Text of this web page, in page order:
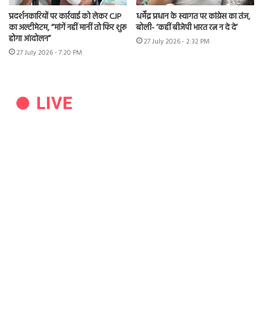
प्रदर्शनकारियों पर कार्रवाई को लेकर CJP
का अल्टीमेटम, “मांगें नहीं मानीं तो फिर शुरू
होगा आंदोलन”
27 July 2026 - 7:20 PM
धर्मेंद्र प्रधान के स्वागत पर कांग्रेस का तंज,
बोली- ‘कहीं बीजेपी भारत रत्न न दे दे’
27 July 2026 - 2:32 PM